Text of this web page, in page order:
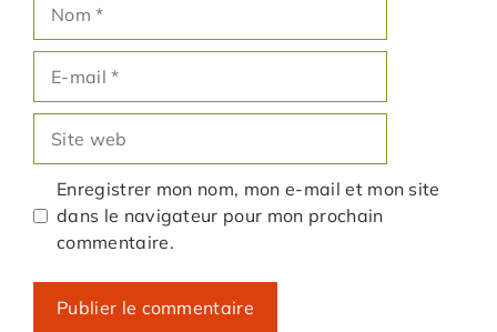
mail
web
Enregistrer mon nom, mon e-mail et mon site
dans le navigateur pour mon prochain
commentaire.